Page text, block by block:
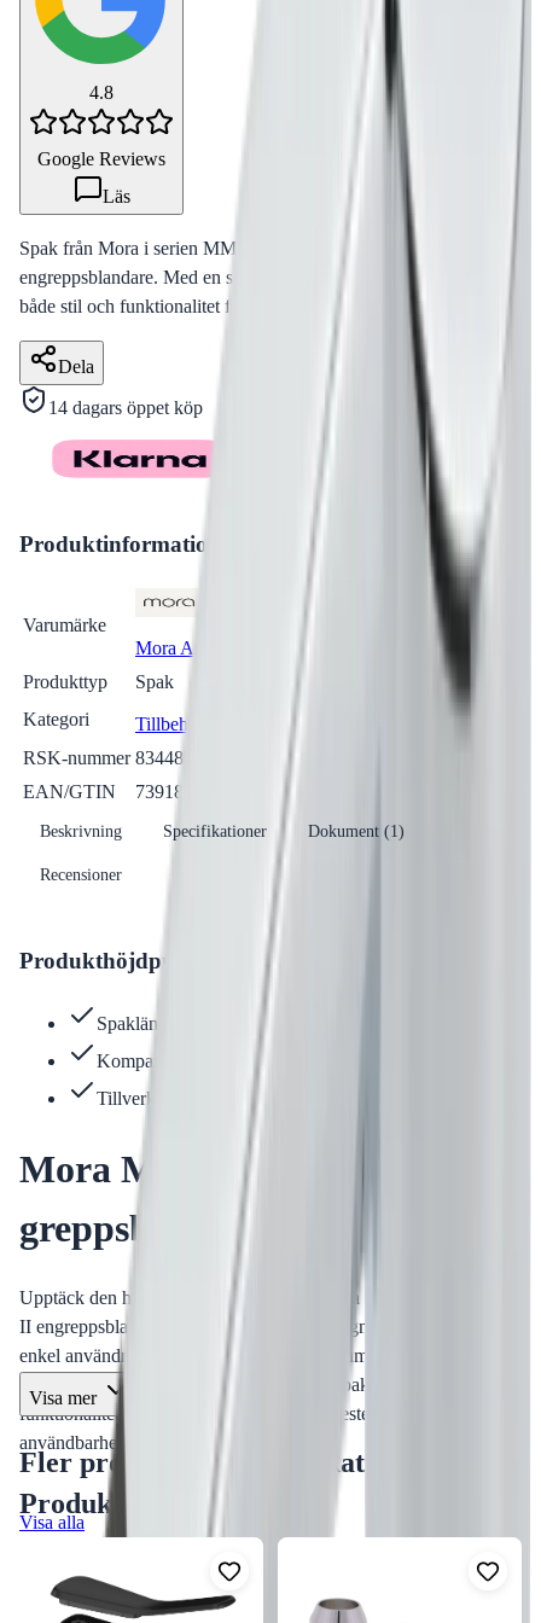
4.8
Google Reviews
Läs
Spak från Mora i serien MMIX Care, avsedd för
engreppsblandare. Med en spaklängd på 150 mm erbjuder den
både stil och funktionalitet för badrum och kök.
Dela
14 dagars öppet köp
Produktinformation
Varumärke
Mora Armatur
Produkttyp
Spak
Kategori
Tillbehör Blandare
RSK-nummer 8344874
EAN/GTIN
7391887229978
Beskrivning Specifikationer Dokument (1 )
Recensioner
Produkthöjdpunkter
Spaklängd: 150 mm
Kompatibel med Mora MMIX och MMIX II
Tillverkad av FM Mattsson AB
Mora MMIX Care Spak - 1-
greppsblandare
Upptäck den högkvalitativa spaken för Mora MMIX och MMIX
II engreppsblandare. Denna produkt är designad för att säkerställa
enkel användning och pålitlighet i ditt badrum eller kök. Med en
spaklängd av 150 mm kombinerar denna spak stil och
funktionalitet för en perfekt balans mellan estetik och
användbarhet.
Produktinformation
FM Mattsson AB
Produktgrupp:
1-greppsblandare
Visa mer
Fler produkter i samma kategori
Visa alla